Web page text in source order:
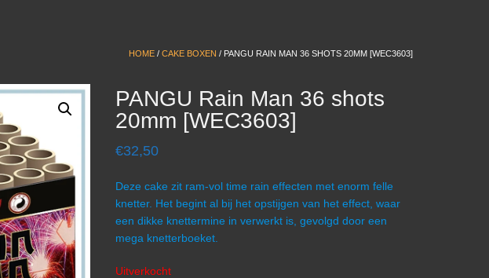
HOME / CAKE BOXEN / PANGU RAIN MAN 36 SHOTS 20MM [WEC3603]
PANGU Rain Man 36 shots
20mm [WEC3603]
€32,50
Deze cake zit ram-vol time rain effecten met enorm felle
knetter. Het begint al bij het opstijgen van het effect, waar
een dikke knettermine in verwerkt is, gevolgd door een
mega knetterboeket.
Uitverkocht